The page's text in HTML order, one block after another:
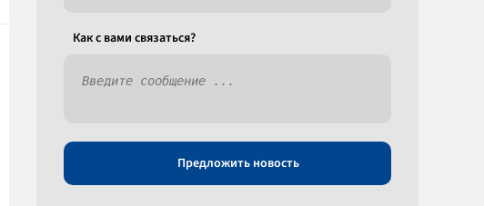
Как c вами связаться?
Предложить новость